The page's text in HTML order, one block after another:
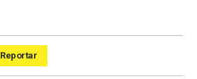
Reportar